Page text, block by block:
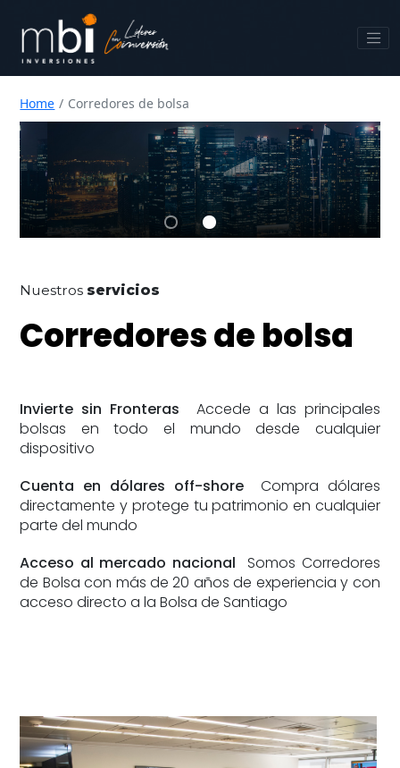
Home Corredores de bolsa
Nuestros servicios
Corredores de bolsa
Invierte sin Fronteras Accede a las principales
bolsas en todo el mundo desde cualquier
dispositivo
Cuenta en dólares off-shore Compra dólares
directamente y protege tu patrimonio en cualquier
parte del mundo
Acceso al mercado nacional Somos Corredores
de Bolsa con más de 20 años de experiencia y con
acceso directo a la Bolsa de Santiago